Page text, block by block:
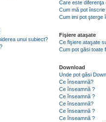
unui subiect?
Care este
Cum mă pot
Cum imi pot şterge
Fişiere ataşate
Ce fişiere ataşate
Cum pot găsi toate
Download
Unde pot găsi
Ce înseamnă?
Ce înseamnă ?
Ce înseamnă ?
Ce înseamnă?
Ce înseamnă ?
Ce înseamnă ?